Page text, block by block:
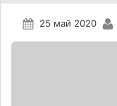
25 май 2020